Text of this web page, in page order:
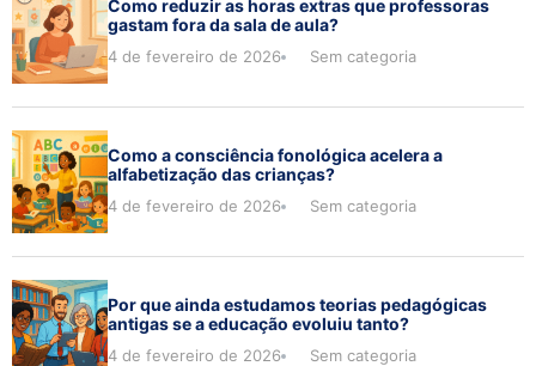
Como reduzir as horas extras que professoras
gastam fora da sala de aula?
4 de fevereiro de 2026 Sem categoria
Como a consciência fonológica acelera a
alfabetização das crianças?
4 de fevereiro de 2026 Sem categoria
Por que ainda estudamos teorias pedagógicas
antigas se a educação evoluiu tanto?
4 de fevereiro de 2026 Sem categoria